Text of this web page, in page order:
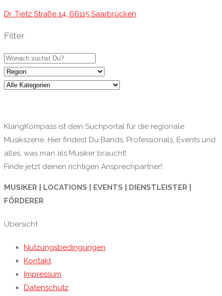
Dr. Tietz Straße 14, 66115 Saarbrücken
Filter
KlangKompass ist dein Suchportal für die regionale
Musikszene. Hier findest Du Bands, Professionals, Events und
alles, was man als Musiker braucht!
Finde jetzt deinen richtigen Ansprechpartner!
MUSIKER | LOCATIONS | EVENTS | DIENSTLEISTER |
FÖRDERER
Übersicht
Nutzungsbedingungen
Kontakt
Impressum
Datenschutz